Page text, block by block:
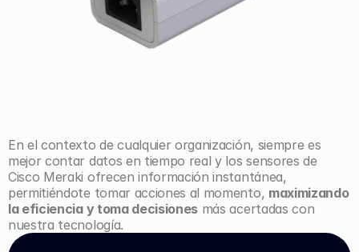
En el contexto de cualquier organización, siempre es
mejor contar datos en tiempo real y los sensores de
Cisco Meraki ofrecen información instantánea,
permitiéndote tomar acciones al momento, maximizando
la eficiencia y toma decisiones más acertadas con
nuestra tecnología.